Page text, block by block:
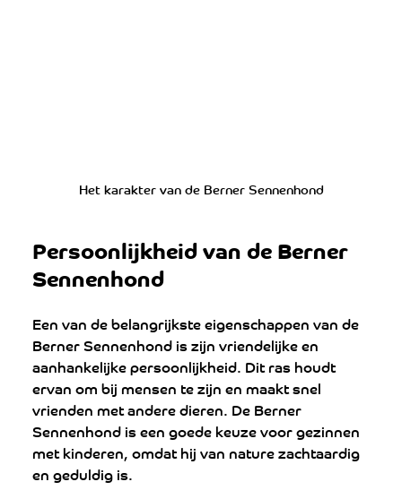
Het karakter van de Berner Sennenhond
Persoonlijkheid van de Berner
Sennenhond
Een van de belangrijkste eigenschappen van de
Berner Sennenhond is zijn vriendelijke en
aanhankelijke persoonlijkheid. Dit ras houdt
ervan om bij mensen te zijn en maakt snel
vrienden met andere dieren. De Berner
Sennenhond is een goede keuze voor gezinnen
met kinderen, omdat hij van nature zachtaardig
en geduldig is.